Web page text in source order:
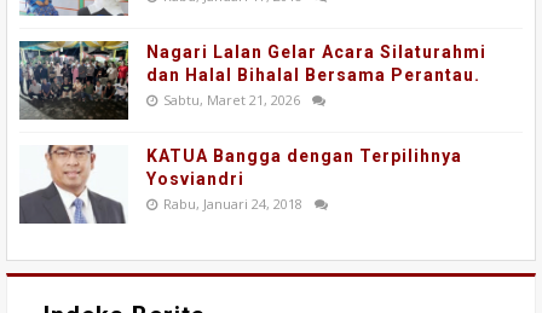
Nagari Lalan Gelar Acara Silaturahmi
dan Halal Bihalal Bersama Perantau.
Sabtu, Maret 21, 2026
KATUA Bangga dengan Terpilihnya
Yosviandri
Rabu, Januari 24, 2018